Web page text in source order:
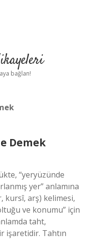
bağlan!
Demek
“yeryüzünde
yer” anlamına
kursî, arş) kelimesi,
ve konumu” için
taht,
işaretidir. Tahtın